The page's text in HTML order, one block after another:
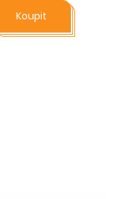
Koupit